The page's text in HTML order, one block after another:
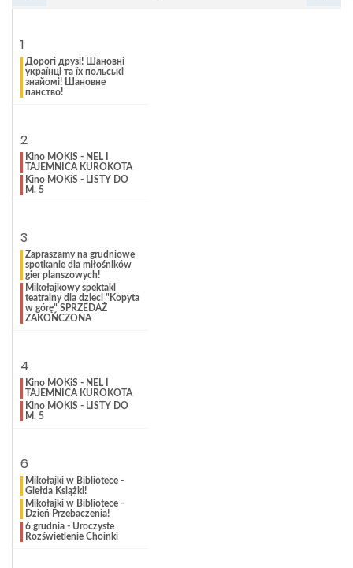
1
Дорогі друзі! Шановні
українці та їх польські
знайомі! Шановне
панство!
2
Kino MOKiS - NEL I
TAJEMNICA KUROKOTA
Kino MOKiS - LISTY DO
M. 5
3
Zapraszamy na grudniowe
spotkanie dla miłośników
gier planszowych!
Mikołajkowy spektakl
teatralny dla dzieci "Kopyta
w górę" SPRZEDAŻ
ZAKOŃCZONA
4
Kino MOKiS - NEL I
TAJEMNICA KUROKOTA
Kino MOKiS - LISTY DO
M. 5
6
Mikołajki w Bibliotece -
Giełda Książki!
Mikołajki w Bibliotece -
Dzień Przebaczenia!
6 grudnia - Uroczyste
Rozświetlenie Choinki